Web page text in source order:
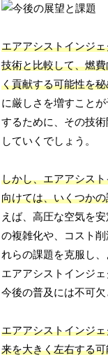
エアアシストインジ
技術と比較して、燃
く貢献する可能性を
に厳しさを増すこと
するために、その技
していくでしょう。
しかし、エアアシス
向けては、いくつか
えば、高圧な空気を
の複雑化や、コスト
れらの課題を克服し
エアアシストインジェ
今後の普及には不可欠
エアアシストインジ
来を大きく左右する